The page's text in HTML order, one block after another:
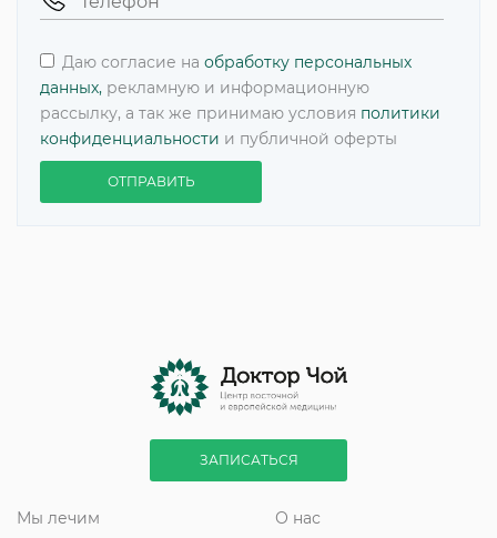
Даю согласие на обработку персональных
данных, рекламную и информационную
рассылку, а так же принимаю условия политики
конфиденциальности и публичной оферты
ОТПРАВИТЬ
ЗАПИСАТЬСЯ
Мы лечим
О нас